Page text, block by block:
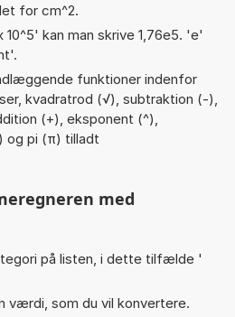
for cm^2.
kan man skrive 1,76e5. 'e'
funktioner indenfor
kvadratrod (√), subtraktion (-),
(+), eksponent (^),
og pi (π) tilladt
med
på listen, i dette tilfælde '
værdi, som du vil konvertere.